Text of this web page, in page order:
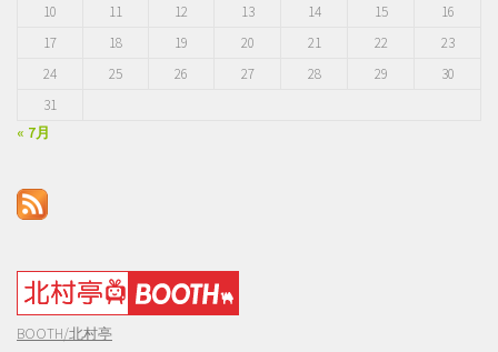
10
11 12 13 14 15
16
17
18 19 20 21 22
23
24
25 26 27 28 29
30
31
« 7月
BOOTH/北村亭